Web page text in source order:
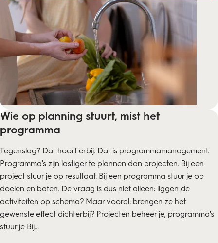
Wie op planning stuurt, mist het
programma
Tegenslag? Dat hoort erbij. Dat is programmamanagement.
Programma's zijn lastiger te plannen dan projecten. Bij een
project stuur je op resultaat. Bij een programma stuur je op
doelen en baten. De vraag is dus niet alleen: liggen de
activiteiten op schema? Maar vooral: brengen ze het
gewenste effect dichterbij? Projecten beheer je, programma's
stuur je Bij...